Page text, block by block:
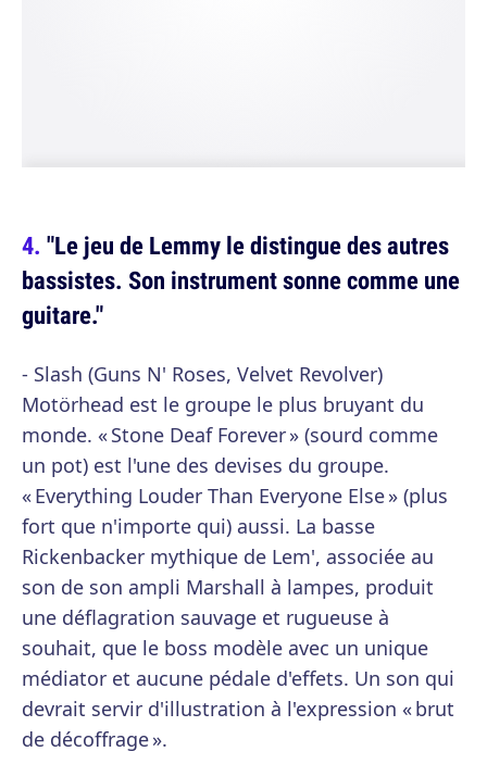
"Le jeu de Lemmy le distingue des autres
bassistes. Son instrument sonne comme une
guitare."
- Slash (Guns N' Roses, Velvet Revolver)
Motörhead est le groupe le plus bruyant du
monde. « Stone Deaf Forever » (sourd comme
un pot) est l'une des devises du groupe.
« Everything Louder Than Everyone Else » (plus
fort que n'importe qui) aussi. La basse
Rickenbacker mythique de Lem', associée au
son de son ampli Marshall à lampes, produit
une déflagration sauvage et rugueuse à
souhait, que le boss modèle avec un unique
médiator et aucune pédale d'effets. Un son qui
devrait servir d'illustration à l'expression « brut
de décoffrage ».